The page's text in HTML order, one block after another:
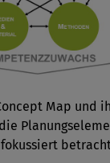
Map und